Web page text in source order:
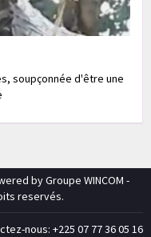
soupçonnée d'être une
by Groupe WINCOM -
reservés.
nous: +225 07 77 36 05 16